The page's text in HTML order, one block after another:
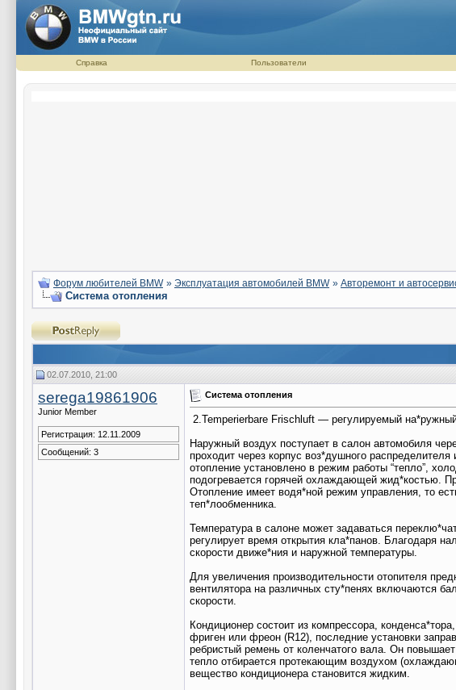
Справка Пользователи
Форум любителей BMW » Эксплуатация автомобилей BMW » Авторемонт и
Система отопления
02.07.2010, 21:00
serega19861906
Junior Member
Регистрация: 12.11.2009
Сообщений: 3
Система отопления
2.Temperierbare Frischluft — регулируемый
Наружный воздух поступает в салон автомобиля
проходит через корпус воз*душного
отопление установлено в режим работы “тепло”,
подогревается горячей охлаждающей жид*костью.
Отопление имеет водя*ной режим управления, то
теп*лообменника.
Температура в салоне может задаваться
регулирует время открытия кла*панов. Благодаря
скорости движе*ния и наружной температуры.
Для увеличения производительности отопителя
вентилятора на различных сту*пенях включаются
скорости.
Кондиционер состоит из компрессора,
фриген или фреон (R12), последние установки
ребристый ремень от коленчатого вала. Он
тепло отбирается протекающим воздухом
вещество кондиционера становится жидким.